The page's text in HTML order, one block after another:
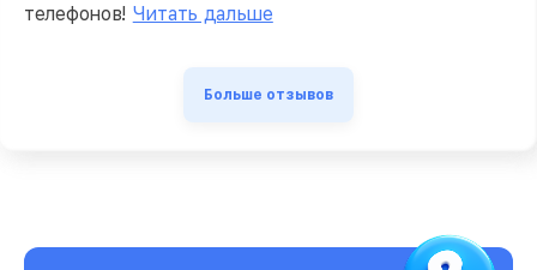
телефонов! Читать дальше
Больше отзывов